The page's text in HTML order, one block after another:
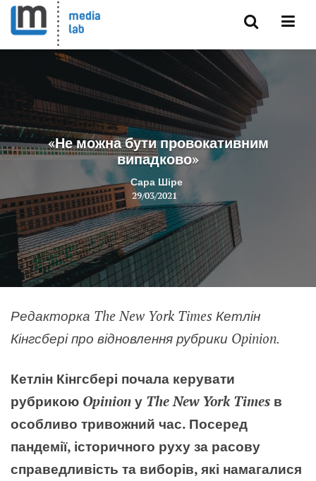
«Не можна бути провокативним
випадково»
Сара Шіре
29/03/2021
Редакторка The New York Times Кетлін
Кінгсбері про відновлення рубрики Opinion.
Кетлін Кінгсбері почала керувати
рубрикою Opinion у The New York Times в
особливо тривожний час. Посеред
пандемії, історичного руху за расову
справедливість та виборів, які намагалися